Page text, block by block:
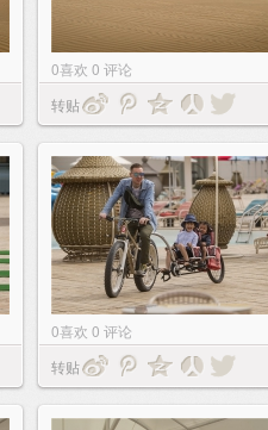
0喜欢 0 评论
转贴
0喜欢 0 评论
转贴